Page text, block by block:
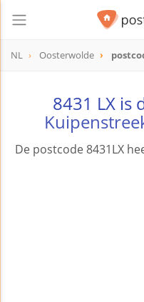
NL Oosterwolde
8431 LX is
De postcode 8431LX